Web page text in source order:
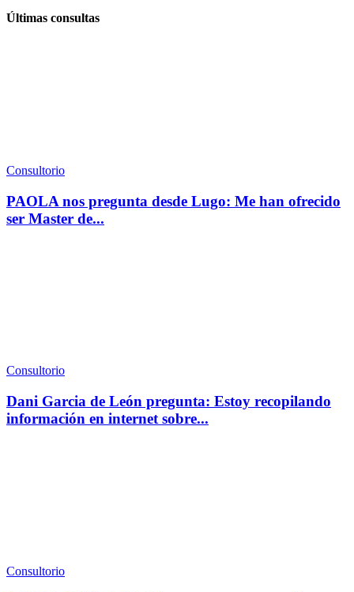
Últimas consultas
Consultorio
PAOLA nos pregunta desde Lugo: Me han ofrecido
ser Master de...
Consultorio
Dani Garcia de León pregunta: Estoy recopilando
información en internet sobre...
Consultorio